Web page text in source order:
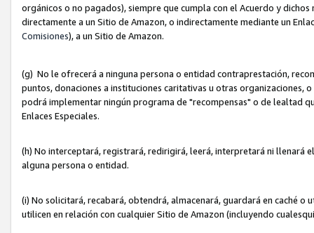
orgánicos o no pagados), siempre que cumpla con el Acuerdo y
directamente a un Sitio de Amazon, o indirectamente mediante un
Comisiones), a un Sitio de Amazon.
(g) No le ofrecerá a ninguna persona o entidad contraprestación,
puntos, donaciones a instituciones caritativas u otras organizaciones,
podrá implementar ningún programa de "recompensas" o de lealtad
Enlaces Especiales.
(h) No interceptará, registrará, redirigirá, leerá, interpretará ni
alguna persona o entidad.
(i) No solicitará, recabará, obtendrá, almacenará, guardará en caché
utilicen en relación con cualquier Sitio de Amazon (incluyendo